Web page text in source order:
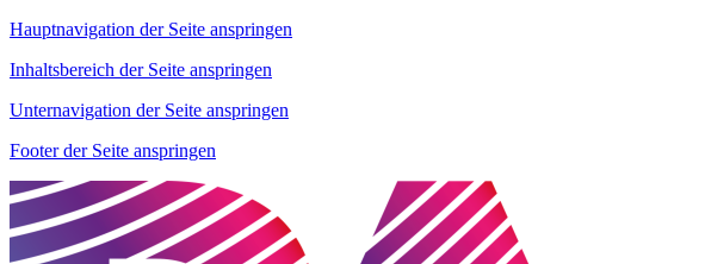
Hauptnavigation der Seite anspringen
Inhaltsbereich der Seite anspringen
Unternavigation der Seite anspringen
Footer der Seite anspringen